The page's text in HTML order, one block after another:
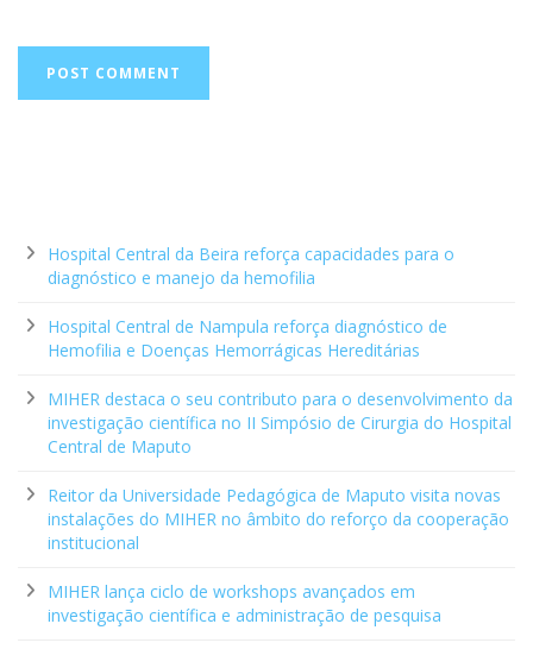
Hospital Central da Beira reforça capacidades para o
diagnóstico e manejo da hemofilia
Hospital Central de Nampula reforça diagnóstico de
Hemofilia e Doenças Hemorrágicas Hereditárias
MIHER destaca o seu contributo para o desenvolvimento da
investigação científica no II Simpósio de Cirurgia do Hospital
Central de Maputo
Reitor da Universidade Pedagógica de Maputo visita novas
instalações do MIHER no âmbito do reforço da cooperação
institucional
MIHER lança ciclo de workshops avançados em
investigação científica e administração de pesquisa